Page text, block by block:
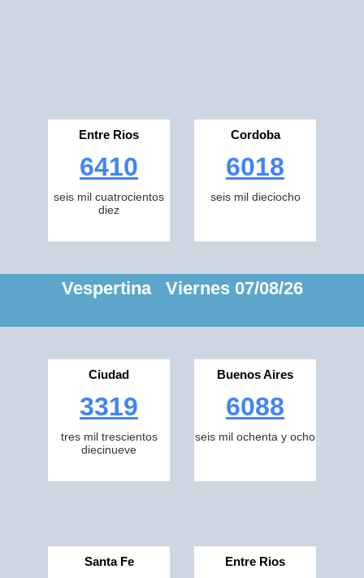
Entre Rios
6410
seis mil cuatrocientos
diez
Cordoba
6018
seis mil dieciocho
Vespertina Viernes 07/08/26
Ciudad
3319
tres mil trescientos
diecinueve
Buenos Aires
6088
seis mil ochenta y ocho
Santa Fe Entre Rios